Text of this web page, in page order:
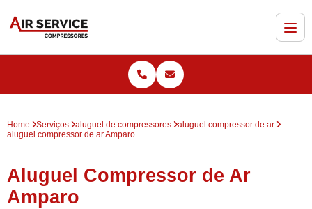
Home Serviços aluguel de compressores
aluguel compressor de ar
aluguel compressor de ar Amparo
Aluguel Compressor de Ar
Amparo